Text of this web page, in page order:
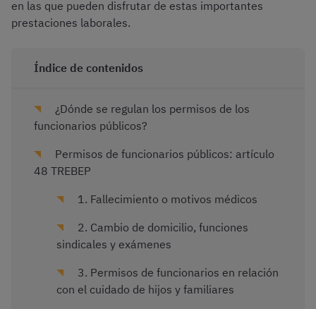
en las que pueden disfrutar de estas importantes
prestaciones laborales.
Índice de contenidos
¿Dónde se regulan los permisos de los
funcionarios públicos?
Permisos de funcionarios públicos: artículo
48 TREBEP
1. Fallecimiento o motivos médicos
2. Cambio de domicilio, funciones
sindicales y exámenes
3. Permisos de funcionarios en relación
con el cuidado de hijos y familiares